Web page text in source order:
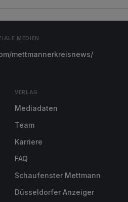
MEDIEN
mettmannerkreisnews/
VERLAG
Mediadaten
Team
Karriere
FAQ
Schaufenster Mettmann
Düsseldorfer Anzeiger